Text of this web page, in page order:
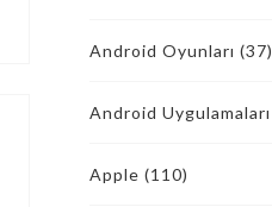
Android Oyunları (37)
Android Uygulamaları
Apple (110)